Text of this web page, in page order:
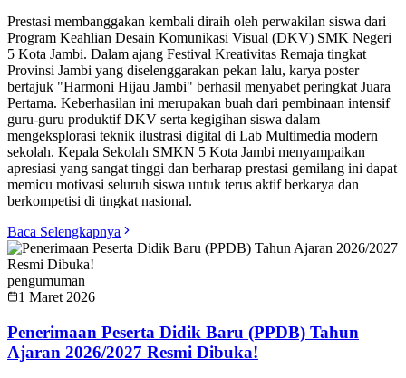
Prestasi membanggakan kembali diraih oleh perwakilan siswa dari
Program Keahlian Desain Komunikasi Visual (DKV) SMK Negeri
5 Kota Jambi. Dalam ajang Festival Kreativitas Remaja tingkat
Provinsi Jambi yang diselenggarakan pekan lalu, karya poster
bertajuk "Harmoni Hijau Jambi" berhasil menyabet peringkat Juara
Pertama. Keberhasilan ini merupakan buah dari pembinaan intensif
guru-guru produktif DKV serta kegigihan siswa dalam
mengeksplorasi teknik ilustrasi digital di Lab Multimedia modern
sekolah. Kepala Sekolah SMKN 5 Kota Jambi menyampaikan
apresiasi yang sangat tinggi dan berharap prestasi gemilang ini dapat
memicu motivasi seluruh siswa untuk terus aktif berkarya dan
berkompetisi di tingkat nasional.
Baca Selengkapnya
pengumuman
1 Maret 2026
Penerimaan Peserta Didik Baru (PPDB) Tahun
Ajaran 2026/2027 Resmi Dibuka!